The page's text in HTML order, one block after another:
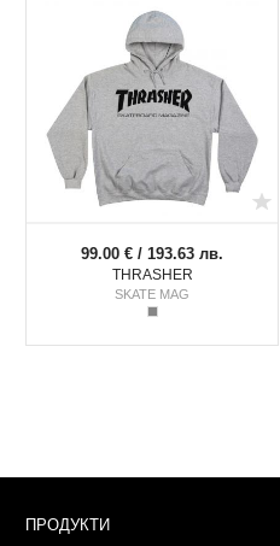
99.00 € / 193.63 лв.
THRASHER
SKATE MAG
ПРОДУКТИ